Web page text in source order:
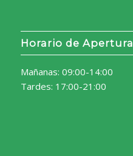
Horario de Apertura
Mañanas: 09:00-14:00
Tardes: 17:00-21:00